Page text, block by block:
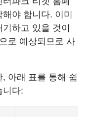
야 합니다. 이미
하고 있을 것이
로 예상되므로 사
아래 표를 통해 쉽
니다: